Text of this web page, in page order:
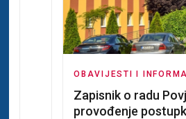
OBAVIJESTI I
Zapisnik o radu
provođenje